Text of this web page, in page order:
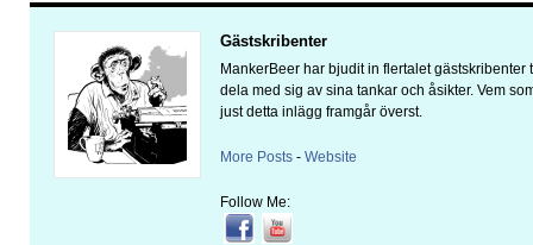
Gästskribenter
MankerBeer har bjudit in flertalet gästskribenter
dela med sig av sina tankar och åsikter. Vem
just detta inlägg framgår överst.
More Posts - Website
Follow Me: